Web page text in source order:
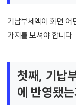
기납부세액이 화면 어
가지를 보셔야 합니다.
첫째, 기납
에 반영됐는